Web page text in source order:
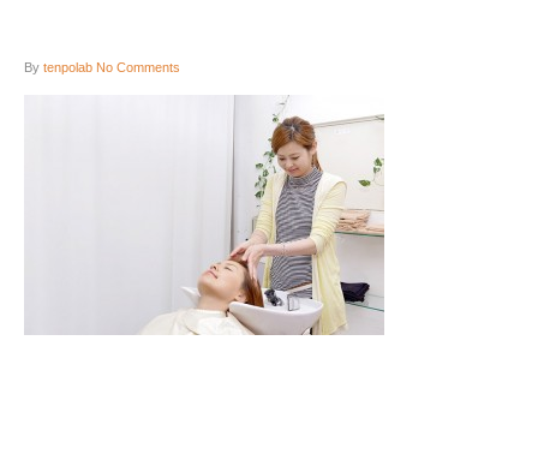
By tenpolab No Comments